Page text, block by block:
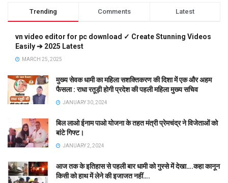
Trending Comments Latest
vn video editor for pc download ✓ Create Stunning Videos
Easily ➔ 2025 Latest
MARCH 25, 2025
मुख्य सेवक धामी का महिला सशक्तिकरण की दिशा में एक और अहम
फैसला : राधा रतूड़ी होगी प्रदेश की पहली महिला मुख्य सचिव
JANUARY 30, 2024
बिल लाओ ईनाम पाओ योजना के तहत मंत्री प्रेमचंद्र ने विजेताओं को
बांटे गिफ्ट।
JANUARY 2, 2024
आज तक के इतिहास से पहली बार धामी को गुस्से में देखा….कहा कानून
किसी को हाथ में लेने की इजाजत नहीं….